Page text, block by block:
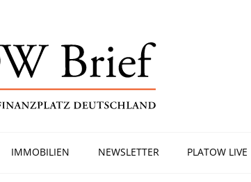
IMMOBILIEN NEWSLETTER PLATOW LIVE